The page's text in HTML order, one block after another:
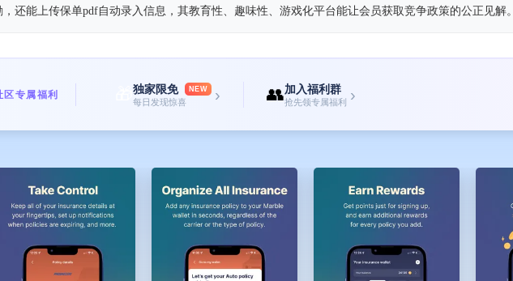
还能上传保单pdf自动录入信息，其教育性、趣味性、游戏化平台能让会员获取竞争政策的公正见解。
专属福利 独家限免 NEW
每日发现惊喜 › 👥加入福利群
抢先领专属福利 ›